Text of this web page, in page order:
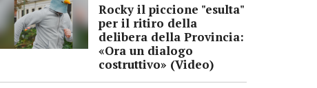
Rocky il piccione "esulta"
per il ritiro della
delibera della Provincia:
«Ora un dialogo
costruttivo» (Video)